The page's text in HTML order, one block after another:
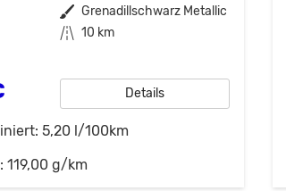
Außenfarbe Grenadillschwarz Metallic
Kilometerstand 10 km
Details
5,20 l/100km
119,00 g/km